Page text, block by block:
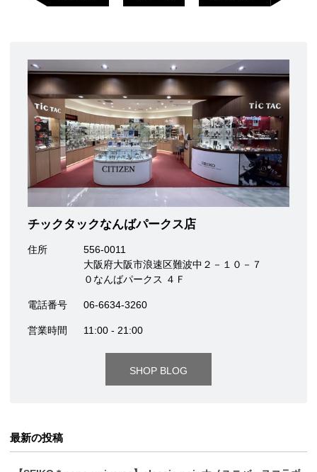
チックタックなんばパークス店
住所
556-0011
大阪府大阪市浪速区難波中２－１０－７
０なんばパークス ４Ｆ
電話番号 06-6634-3260
営業時間 11:00 - 21:00
SHOP BLOG
最新の投稿